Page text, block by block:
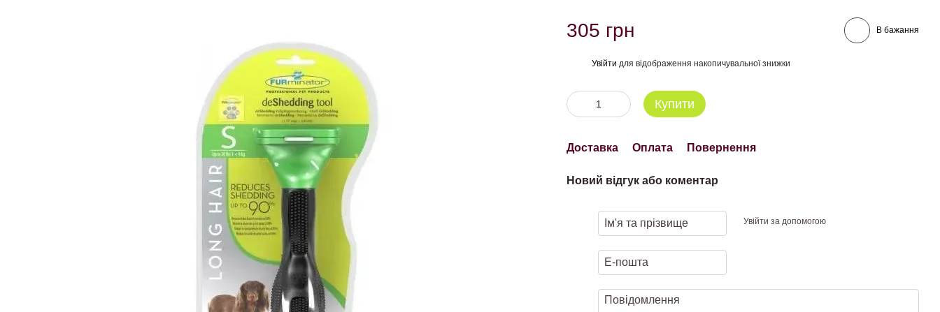
305 грн В бажання
Увійти для відображення накопичувальної знижки
Купити
Доставка Оплата Повернення
Новий відгук або коментар
Увійти за допомогою